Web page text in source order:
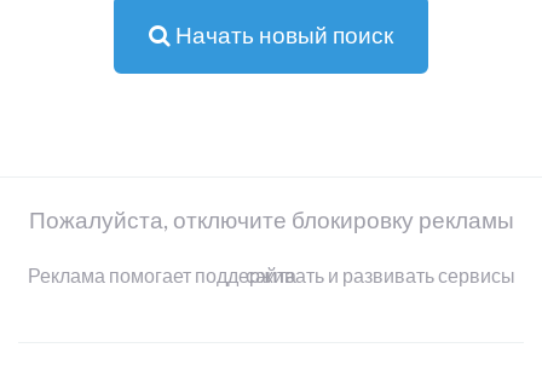
Начать новый поиск
Пожалуйста, отключите блокировку рекламы
Реклама помогает поддерживать и развивать сервисы сайта